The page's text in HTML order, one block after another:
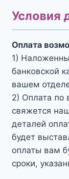
Условия
Оплата
1)
банковской
вашем
2) Оплата по
свяжется
деталей
будет
оплаты вам
сроки,